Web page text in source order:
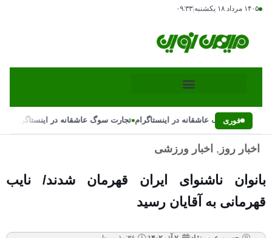
۱۴۰۵ مرداد ۱۸ یکشنبه ۰۹:۳۳
فوری
تجارت سوگ عاشقانه در اینستاگرام•تجارت سوگ عاشقانه در اینستاگرام
اخبار روز , اخبار ورزشی
بانوان ناشنوای ایران قهرمان شدند/ نایب
قهرمانی به آقایان رسید